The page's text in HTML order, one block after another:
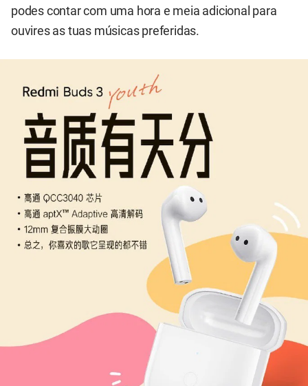
podes contar com uma hora e meia adicional para
ouvires as tuas músicas preferidas.